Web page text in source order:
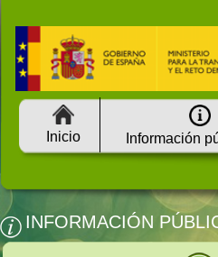
Inicio Información
INFORMACIÓN